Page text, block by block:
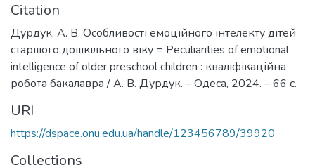
Citation
Дурдук, А. В. Особливості емоційного інтелекту дітей
старшого дошкільного віку = Peculiarities of emotional
intelligence of older preschool children : кваліфікаційна
робота бакалавра / А. В. Дурдук. – Одеса, 2024. – 66 с.
URI
https://dspace.onu.edu.ua/handle/123456789/39920
Collections